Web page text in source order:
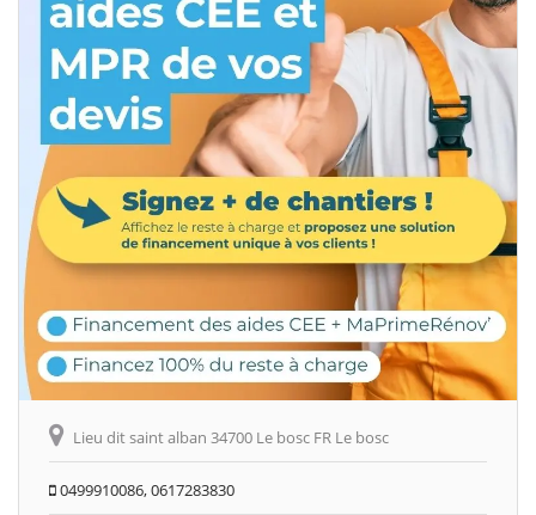
Lieu dit saint alban 34700 Le bosc FR Le bosc
0499910086, 0617283830